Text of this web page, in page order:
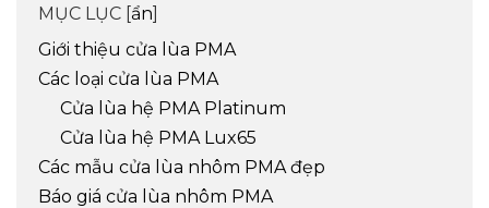
MỤC LỤC [ẩn]
Giới thiệu cửa lùa PMA
Các loại cửa lùa PMA
Cửa lùa hệ PMA Platinum
Cửa lùa hệ PMA Lux65
Các mẫu cửa lùa nhôm PMA đẹp
Báo giá cửa lùa nhôm PMA